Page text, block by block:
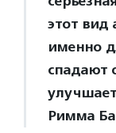
этот вид
именно
спадают
Римма